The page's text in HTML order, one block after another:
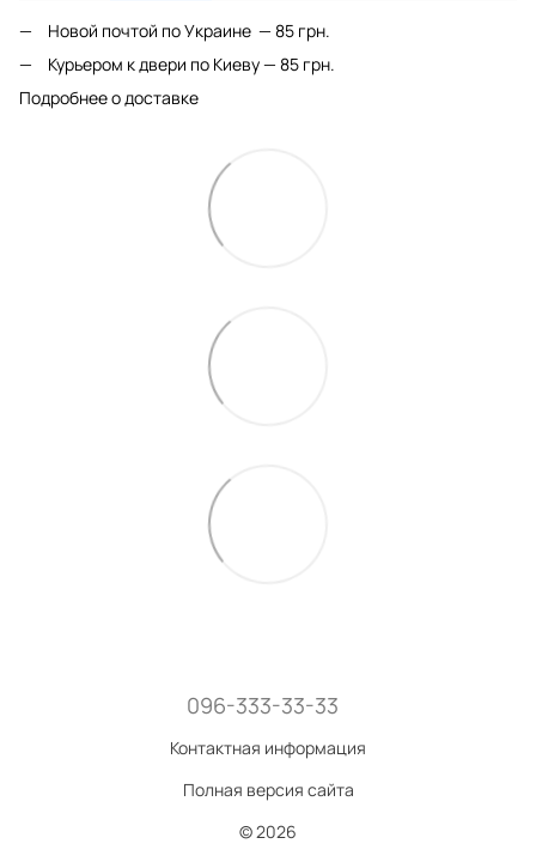
Новой почтой по Украине — 85 грн.
Курьером к двери по Киеву — 85 грн.
Подробнее о доставке
096-333-33-33
Контактная информация
Полная версия сайта
© 2026